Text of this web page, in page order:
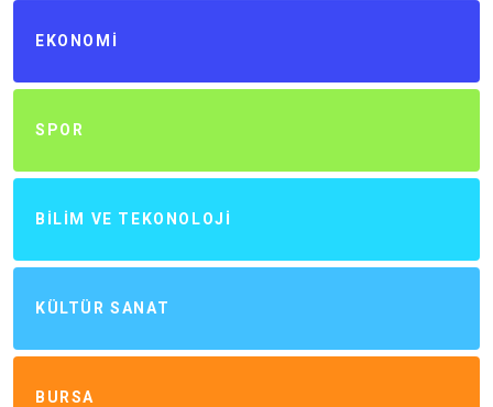
EKONOMI
SPOR
BILIM VE TEKONOLOJI
KÜLTÜR SANAT
BURSA